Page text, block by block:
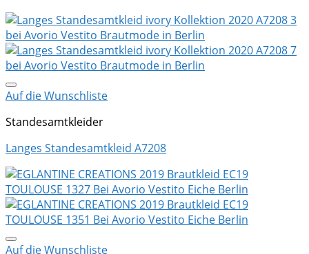
Auf die Wunschliste
Standesamtkleider
Langes Standesamtkleid A7208
Auf die Wunschliste